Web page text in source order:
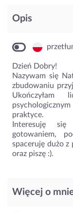
Opis
Dzień Dobry!
Nazywam się
zbudowaniu
Ukończyłam
praktyce.
Interesuję się
gotowaniem,
spaceruję dużo z
oraz piszę :).
Więcej o